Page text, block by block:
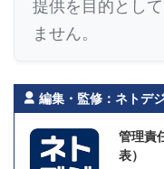
提供を目的とし
ません。
編集・監修：ネトデ
管理責
表）